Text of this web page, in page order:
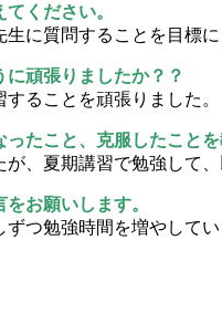
ください。
に質問することを目標に
頑張りましたか？ ？
ることを頑張りました。
たこと、克服したことを
、夏期講習で勉強して
お願いします。
つ勉強時間を増やしてい